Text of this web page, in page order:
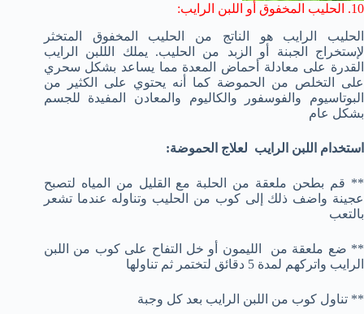
10. الحليب المخفوق أو اللبن الرايب:
الحليب الرايب هو الناتج من الحليب المخفوق المتخثر
لإستخراج الجبنة أو الزبد من الحليب. يملك الللبن الرايب
القدرة على معادلة أحماض المعدة مما يساعد بشكل سحري
على التخلص من الحموضة كما أنه يحتوي على الكثير من
البوتاسيوم والفوسفور والكاليوم والمعادن المفيدة للجسم
بشكل عام
استخدام اللبن الرايب لعلاج الحموضة:
** قم بطحن ملعقة من الحلبة مع القليل من المياه لتصبح
عجينة واضف ذلك إلى كوب من الحليب وتناوله عندما تشعر
بالتعب
** ضع ملعقة من الليمون أو خل التفاح على كوب من اللبن
الرايب واتركهم لمدة 5 دقائق لتختمر ثم تناولها
** تناول كوب من اللبن الرايب بعد كل وجبة